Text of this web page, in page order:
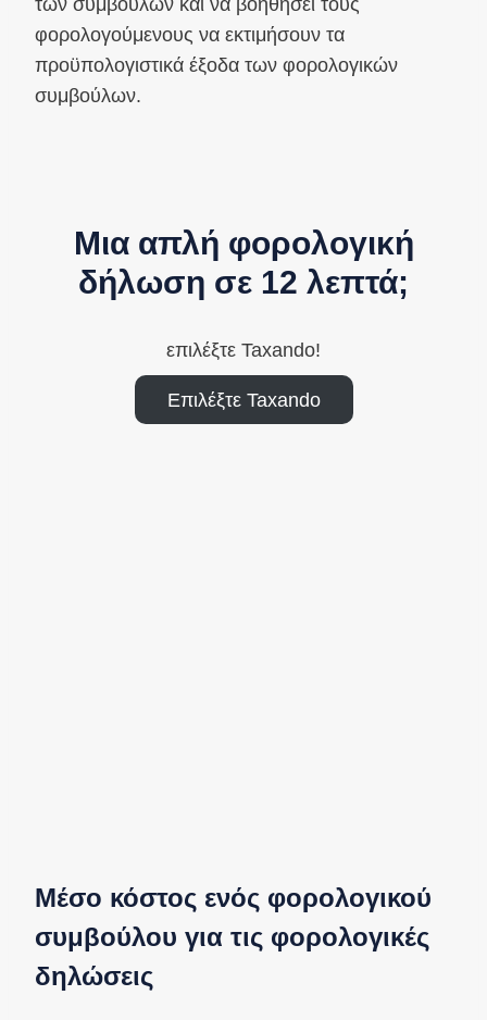
φορολογούμενους να εκτιμήσουν τα
προϋπολογιστικά έξοδα των φορολογικών
συμβούλων.
Μια απλή φορολογική
δήλωση σε 12 λεπτά;
επιλέξτε Taxando!
Επιλέξτε Taxando
Μέσο κόστος ενός φορολογικού
συμβούλου για τις φορολογικές
δηλώσεις